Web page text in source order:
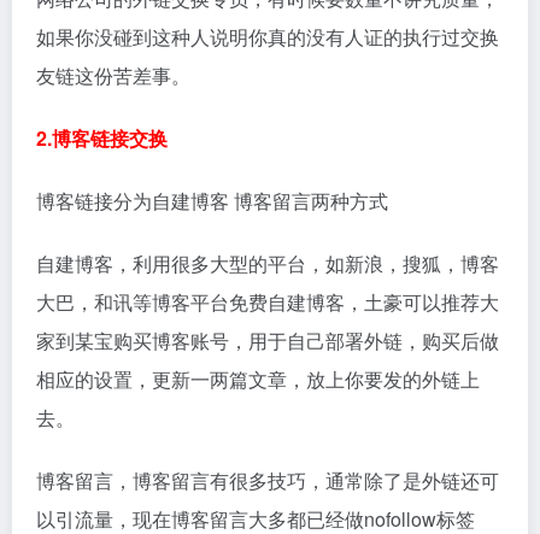
如果你没碰到这种人说明你真的没有人证的执行过交换
友链这份苦差事。
2.博客链接交换
博客链接分为自建博客 博客留言两种方式
自建博客，利用很多大型的平台，如新浪，搜狐，博客
大巴，和讯等博客平台免费自建博客，土豪可以推荐大
家到某宝购买博客账号，用于自己部署外链，购买后做
相应的设置，更新一两篇文章，放上你要发的外链上
去。
博客留言，博客留言有很多技巧，通常除了是外链还可
以引流量，现在博客留言大多都已经做nofollow标签